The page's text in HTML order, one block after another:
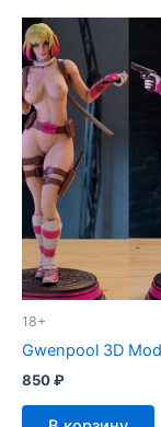
18+
Gwenpool 3D
850₽